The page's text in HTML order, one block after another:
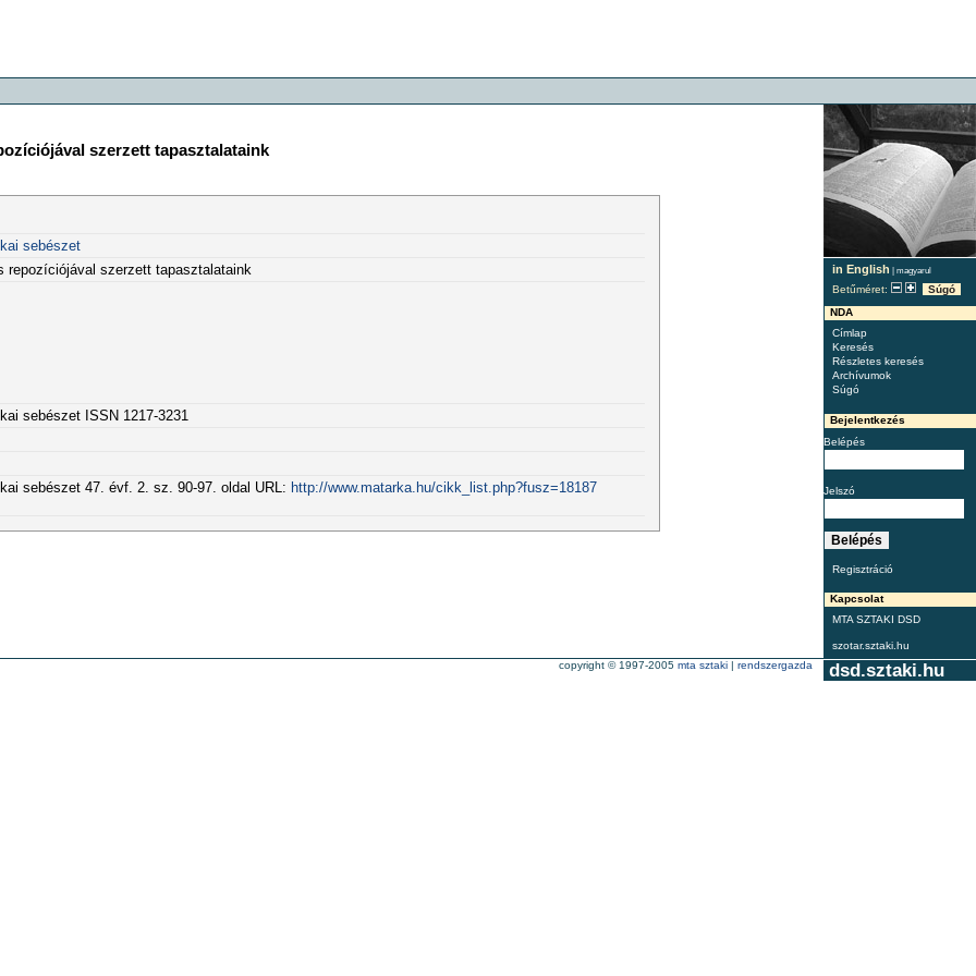
in English | magyarul
Betűméret:
Súgó
NDA
Címlap
Keresés
Részletes keresés
Archívumok
Súgó
Bejelentkezés
Belépés
Jelszó
Regisztráció
Kapcsolat
MTA SZTAKI DSD
szotar.sztaki.hu
szerzett tapasztalataink
sebészet
repozíciójával szerzett tapasztalataink
sebészet ISSN 1217-3231
sebészet 47. évf. 2. sz. 90-97. oldal URL: http://www.matarka.hu/cikk_list.php?fusz=18187
dsd.sztaki.hu
copyright © 1997-2005 mta sztaki | rendszergazda